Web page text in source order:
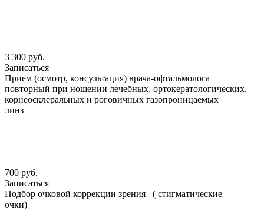
3 300 руб.
Записаться
Прием (осмотр, консультация) врача-офтальмолога
повторный при ношении лечебных, ортокератологических,
корнеосклеральных и роговичных газопроницаемых
линз
700 руб.
Записаться
Подбор очковой коррекции зрения ( стигматические
очки)